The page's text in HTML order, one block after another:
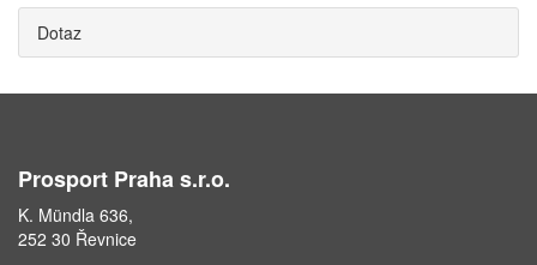
Dotaz
Prosport Praha s.r.o.
K. Mündla 636,
252 30 Řevnice